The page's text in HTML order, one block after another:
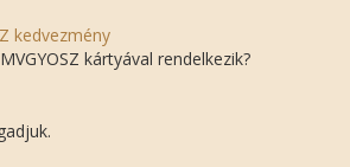
kedvezmény
kártyával rendelkezik?